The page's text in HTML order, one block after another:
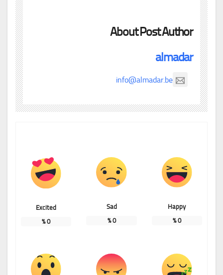
About Post Author
almadar
info@almadar.be
Happy
0
%
Sad
0
%
Excited
0
%